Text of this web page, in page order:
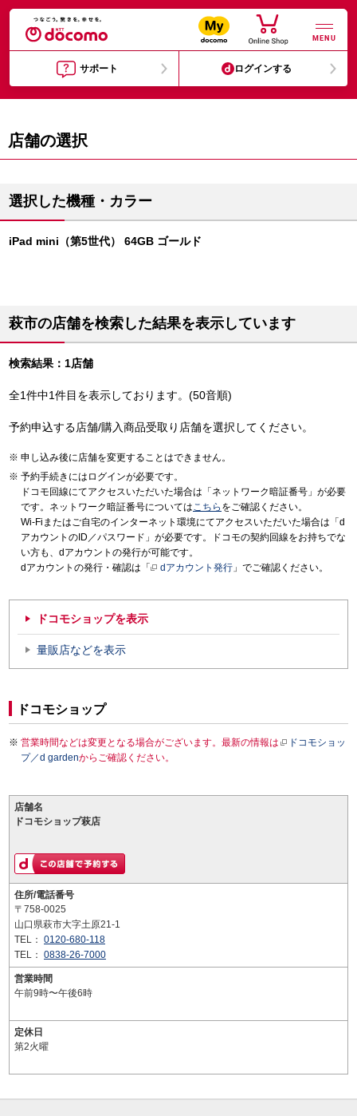
MENU
サポート ログインする
店舗の選択
選択した機種・カラー
iPad mini（第5世代） 64GB ゴールド
萩市の店舗を検索した結果を表示しています
検索結果：1店舗
全1件中1件目を表示しております。(50音順)
予約申込する店舗/購入商品受取り店舗を選択してください。
申し込み後に店舗を変更することはできません。
予約手続きにはログインが必要です。
ドコモ回線にてアクセスいただいた場合は「ネットワーク暗証番号」が必要
です。ネットワーク暗証番号についてはこちら をご確認ください。
Wi-Fiまたはご自宅のインターネット環境にてアクセスいただいた場合は「d
アカウントのID／パスワード」が必要です。ドコモの契約回線をお持ちでな
い方も、dアカウントの発行が可能です。
dアカウントの発行・確認は「
dアカウント発行 」でご確認ください。
ドコモショップを表示
量販店などを表示
ドコモショップ
営業時間などは変更となる場合がございます。最新の情報は
ドコモショッ
プ／d gardenからご確認ください。
店舗名
ドコモショップ萩店
住所/電話番号
〒758-0025
山口県萩市大字土原21-1
TEL： 0120-680-118
TEL： 0838-26-7000
営業時間
午前9時〜午後6時
定休日
第2火曜